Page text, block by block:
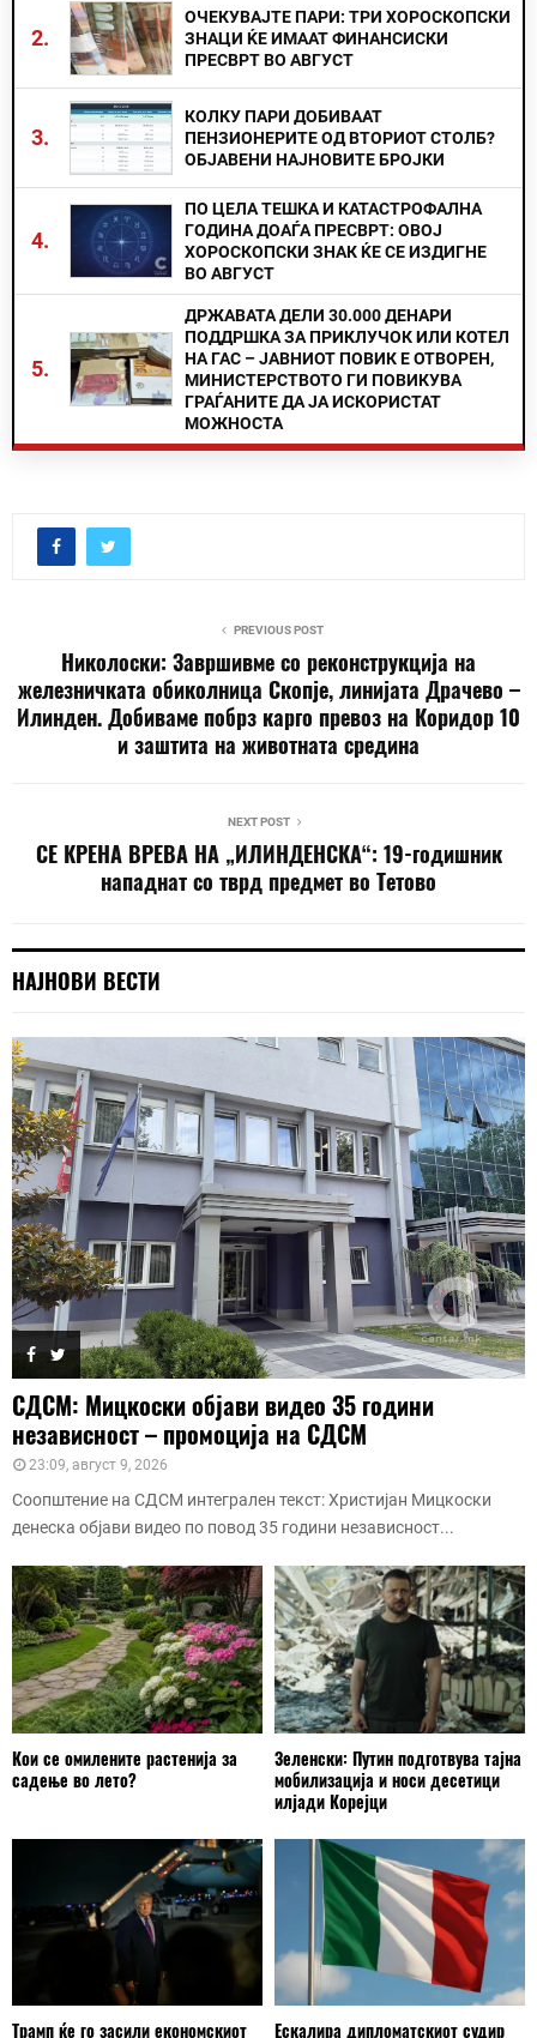
2.
ОЧЕКУВАЈТЕ ПАРИ: ТРИ ХОРОСКОПСКИ
ЗНАЦИ ЌЕ ИМААТ ФИНАНСИСКИ
ПРЕСВРТ ВО АВГУСТ
3.
КОЛКУ ПАРИ ДОБИВААТ
ПЕНЗИОНЕРИТЕ ОД ВТОРИОТ СТОЛБ?
ОБЈАВЕНИ НАЈНОВИТЕ БРОЈКИ
4.
ПО ЦЕЛА ТЕШКА И КАТАСТРОФАЛНА
ГОДИНА ДОАЃА ПРЕСВРТ: ОВОЈ
ХОРОСКОПСКИ ЗНАК ЌЕ СЕ ИЗДИГНЕ
ВО АВГУСТ
5.
ДРЖАВАТА ДЕЛИ 30.000 ДЕНАРИ
ПОДДРШКА ЗА ПРИКЛУЧОК ИЛИ КОТЕЛ
НА ГАС – ЈАВНИОТ ПОВИК Е ОТВОРЕН,
МИНИСТЕРСТВОТО ГИ ПОВИКУВА
ГРАЃАНИТЕ ДА ЈА ИСКОРИСТАТ
МОЖНОСТА
PREVIOUS POST
Николоски: Завршивме со реконструкција на
железничката обиколница Скопје, линијата Драчево –
Илинден. Добиваме побрз карго превоз на Коридор 10
и заштита на животната средина
NEXT POST
СЕ КРЕНА ВРЕВА НА „ИЛИНДЕНСКА“: 19-годишник
нападнат со тврд предмет во Тетово
НАЈНОВИ ВЕСТИ
СДСМ: Мицкоски објави видео 35 години
независност – промоција на СДСМ
23:09, август 9, 2026
Соопштение на СДСМ интегрален текст: Христијан Мицкоски
денеска објави видео по повод 35 години независност...
Кои се омилените растенија за
садење во лето?
Зеленски: Путин подготвува тајна
мобилизација и носи десетици
илјади Корејци
Трамп ќе го засили економскиот Ескалира дипломатскиот судир